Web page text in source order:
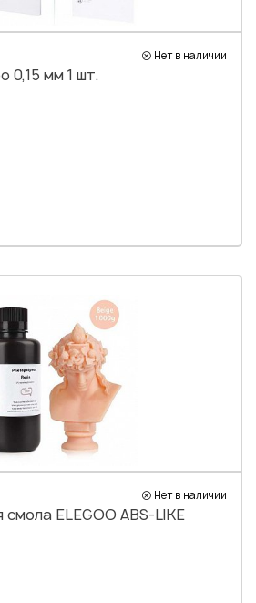
Нет в наличии
0,15 мм 1 шт.
Нет в наличии
ELEGOO ABS-LIKE